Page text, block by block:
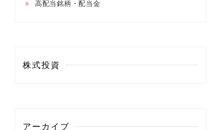
高配当銘柄・配当金
株式投資
アーカイブ